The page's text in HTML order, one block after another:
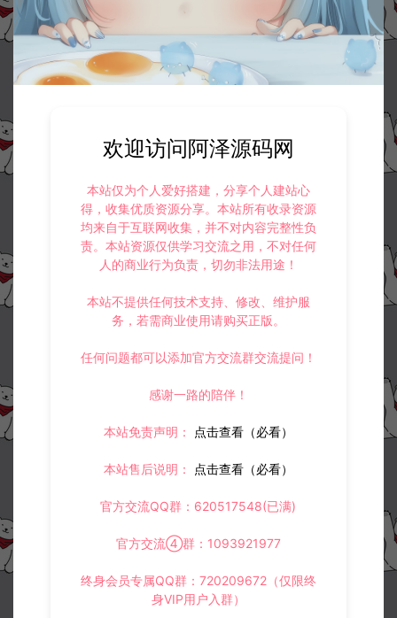
欢迎访问阿泽源码网
本站仅为个人爱好搭建，分享个人建站心
得，收集优质资源分享。本站所有收录资源
均来自于互联网收集，并不对内容完整性负
责。本站资源仅供学习交流之用，不对任何
人的商业行为负责，切勿非法用途！
本站不提供任何技术支持、修改、维护服
务，若需商业使用请购买正版。
任何问题都可以添加官方交流群交流提问！
感谢一路的陪伴！
本站免责声明： 点击查看（必看）
本站售后说明： 点击查看（必看）
官方交流QQ群：620517548(已满)
官方交流④群：1093921977
终身会员专属QQ群：720209672（仅限终
身VIP用户入群）